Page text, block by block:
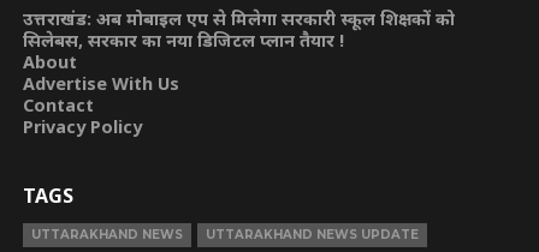
उत्तराखंड: अब मोबाइल एप से मिलेगा सरकारी स्कूल शिक्षकों को
सिलेबस, सरकार का नया डिजिटल प्लान तैयार !
About
Advertise With Us
Contact
Privacy Policy
TAGS
UTTARAKHAND NEWS UTTARAKHAND NEWS UPDATE